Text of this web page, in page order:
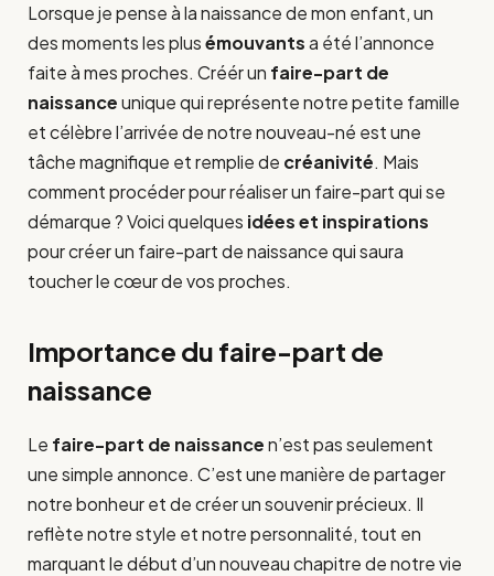
Lorsque je pense à la naissance de mon enfant, un
des moments les plusémouvantsa été l’annonce
faite à mes proches. Créér un faire-part de
naissanceunique qui représente notre petite famille
et célèbre l’arrivée de notre nouveau-né est une
tâche magnifique et remplie de créanivité. Mais
comment procéder pour réaliser un faire-part qui se
démarque ? Voici quelques idées et inspirations
pour créer un faire-part de naissance qui saura
toucher le cœur de vos proches.
Importance du faire-part de
naissance
Le faire-part de naissancen’est pas seulement
une simple annonce. C’est une manière de partager
notre bonheur et de créer un souvenir précieux. Il
reflète notre style et notre personnalité, tout en
marquant le début d’un nouveau chapitre de notre vie